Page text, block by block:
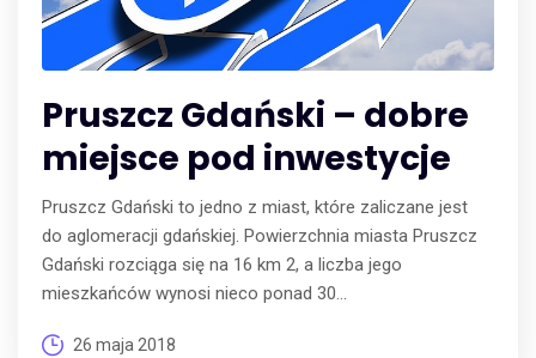
Pruszcz Gdański – dobre
miejsce pod inwestycje
Pruszcz Gdański to jedno z miast, które zaliczane jest
do aglomeracji gdańskiej. Powierzchnia miasta Pruszcz
Gdański rozciąga się na 16 km 2, a liczba jego
mieszkańców wynosi nieco ponad 30...
26 maja 2018